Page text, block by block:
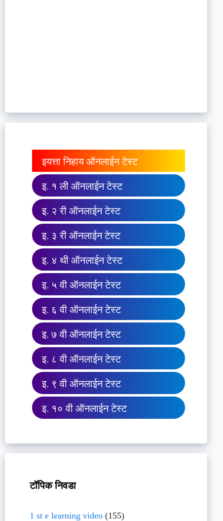
इयत्ता निहाय ऑनलाईन टेस्ट
इ. १ ली ऑनलाईन टेस्ट
इ. २ री ऑनलाईन टेस्ट
इ. ३ री ऑनलाईन टेस्ट
इ. ४ थी ऑनलाईन टेस्ट
इ. ५ वी ऑनलाईन टेस्ट
इ. ६ वी ऑनलाईन टेस्ट
इ. ७ वी ऑनलाईन टेस्ट
इ. ८ वी ऑनलाईन टेस्ट
इ. ९ वी ऑनलाईन टेस्ट
इ. १० वी ऑनलाईन टेस्ट
टॉपिक निवडा
1 st e learning video(155)